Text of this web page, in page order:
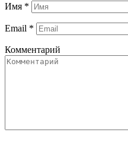
Имя *
Email *
Комментарий